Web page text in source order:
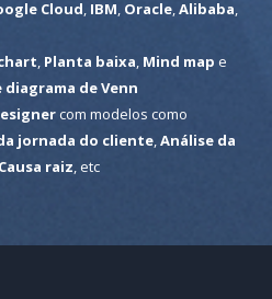
Cloud IBM Oracle, Alibaba
Planta baixa Mind map e
de Venn
com modelos como
jornada do cliente, Análise da
Causa raiz , etc